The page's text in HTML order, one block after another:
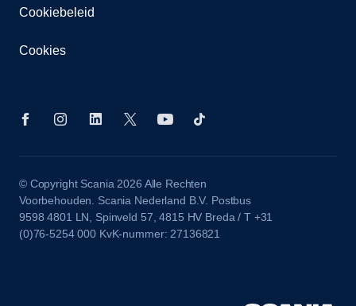
Cookiebeleid
Cookies
© Copyright Scania 2026 Alle Rechten
Voorbehouden. Scania Nederland B.V. Postbus
9598 4801 LN, Spinveld 57, 4815 HV Breda / T +31
(0)76-5254 000 KvK-nummer: 27136821